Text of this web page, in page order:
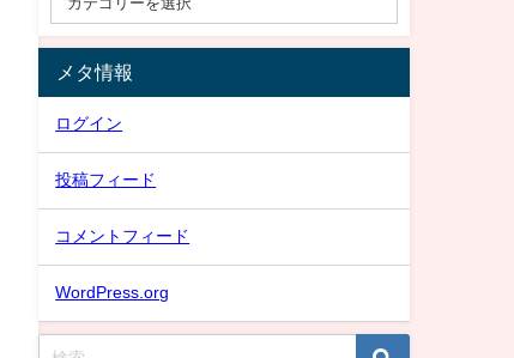
メタ情報
ログイン
投稿フィード
コメントフィード
WordPress.org